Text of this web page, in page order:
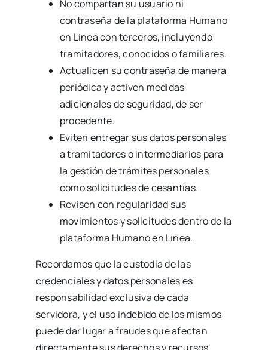
No compartan su usuario ni
contraseña de la plataforma Humano
en Línea con terceros, incluyendo
tramitadores, conocidos o familiares.
Actualicen su contraseña de manera
periódica y activen medidas
adicionales de seguridad, de ser
procedente.
Eviten entregar sus datos personales
a tramitadores o intermediarios para
la gestión de trámites personales
como solicitudes de cesantías.
Revisen con regularidad sus
movimientos y solicitudes dentro de la
plataforma Humano en Línea.
Recordamos que la custodia de las
credenciales y datos personales es
responsabilidad exclusiva de cada
servidora, y el uso indebido de los mismos
puede dar lugar a fraudes que afectan